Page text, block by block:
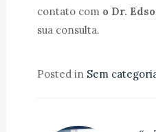
contato com o Dr.
sua consulta.
Posted in Sem